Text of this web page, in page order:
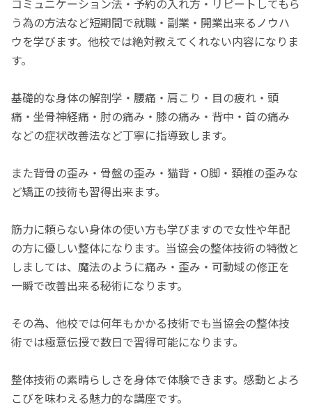
う為の方法など短期間で就職・副業・開業出来るノウハ
ウを学びます。他校では絶対教えてくれない内容になりま
す。
基礎的な身体の解剖学・腰痛・肩こり・目の疲れ・頭
痛・坐骨神経痛・肘の痛み・膝の痛み・背中・首の痛み
などの症状改善法など丁寧に指導致します。
また背骨の歪み・骨盤の歪み・猫背・O脚・頚椎の歪みな
ど矯正の技術も習得出来ます。
筋力に頼らない身体の使い方も学びますので女性や年配
の方に優しい整体になります。当協会の整体技術の特徴と
しましては、魔法のように痛み・歪み・可動域の修正を
一瞬で改善出来る秘術になります。
その為、他校では何年もかかる技術でも当協会の整体技
術では極意伝授で数日で習得可能になります。
整体技術の素晴らしさを身体で体験できます。感動とよろ
こびを味わえる魅力的な講座です。